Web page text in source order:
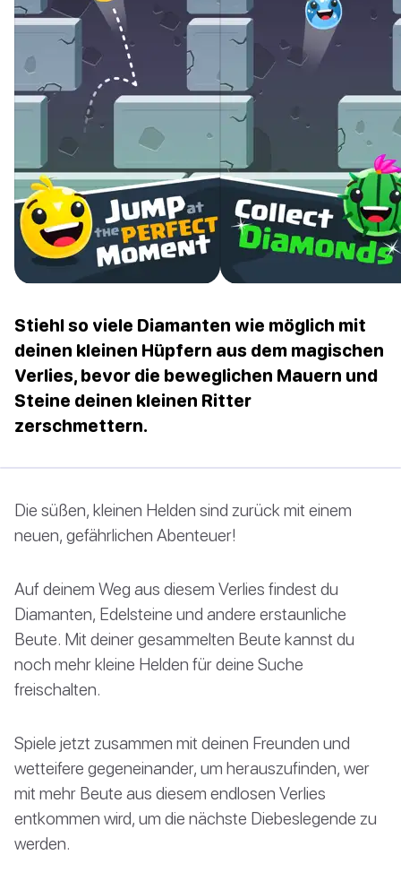
Stiehl so viele Diamanten wie möglich mit
deinen kleinen Hüpfern aus dem magischen
Verlies, bevor die beweglichen Mauern und
Steine deinen kleinen Ritter
zerschmettern.
Die süßen, kleinen Helden sind zurück mit einem
neuen, gefährlichen Abenteuer!
Auf deinem Weg aus diesem Verlies findest du
Diamanten, Edelsteine und andere erstaunliche
Beute. Mit deiner gesammelten Beute kannst du
noch mehr kleine Helden für deine Suche
freischalten.
Spiele jetzt zusammen mit deinen Freunden und
wetteifere gegeneinander, um herauszufinden, wer
mit mehr Beute aus diesem endlosen Verlies
entkommen wird, um die nächste Diebeslegende zu
werden.